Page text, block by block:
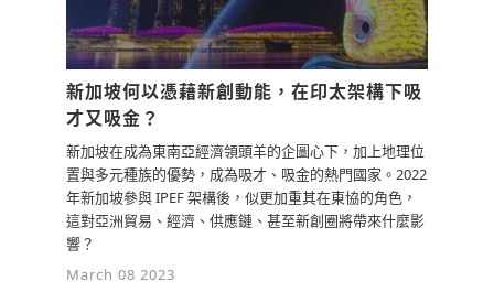
新加坡何以憑藉新創動能，在印太架構下吸
才又吸金？
新加坡在成為東南亞經濟領頭羊的企圖心下，加上地理位
置與多元種族的優勢，成為吸才、吸金的熱門國家。2022
年新加坡參與 IPEF 架構後，似更加重其在東協的角色，
這對亞洲貿易、經濟、供應鏈、甚至新創圈將帶來什麼影
響？
March 08 2023